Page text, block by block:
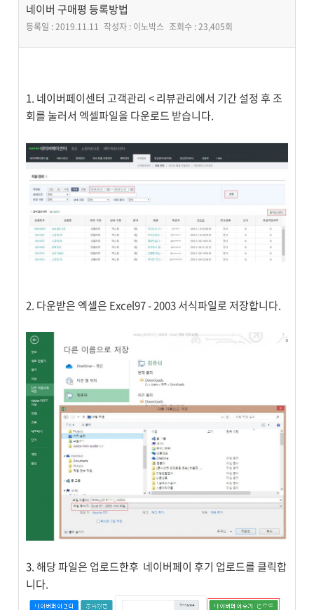
네이버 구매평 등록방법
등록일 :2019.11.11 작성자 : 이노박스 조회수 :23,405회
1. 네이버페이센터 고객관리 < 리뷰관리에서 기간 설정 후 조
회를 눌러서 엑셀파일을 다운로드 받습니다.
2. 다운받은 엑셀은 Excel97 - 2003 서식파일로 저장합니다.
3. 해당 파일은 업로드한후 네이버페이 후기 업로드를 클릭합
니다.